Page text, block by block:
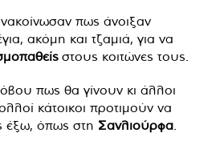
πως άνοιξαν
ακόμη και τζαμιά, για να
στους κοιτώνες τους.
πως θα γίνουν κι άλλοι
κάτοικοι προτιμούν να
έξω, όπως στη Σανλιούρφα